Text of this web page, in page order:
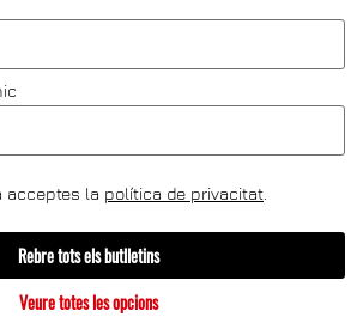
acceptes la política de privacitat
Rebre tots els butlletins
Veure totes les opcions